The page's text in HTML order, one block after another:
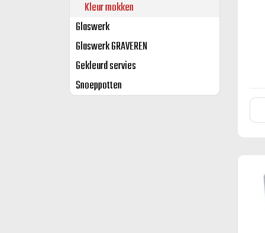
Kleur mokken
Glaswerk
Glaswerk GRAVEREN
Gekleurd servies
Snoeppotten